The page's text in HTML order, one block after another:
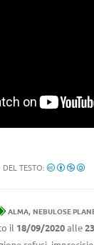
TESTO:
ALMA, NEBULOSE
il 18/09/2020alle